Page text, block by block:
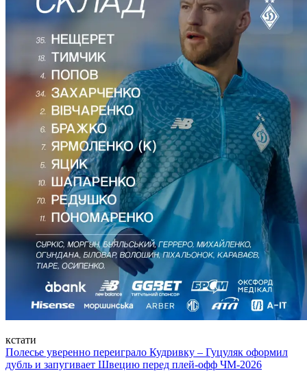
кстати
Полесье уверенно переиграло Кудривку – Гуцуляк оформил
дубль и запугивает Швецию перед плей-офф ЧМ-2026